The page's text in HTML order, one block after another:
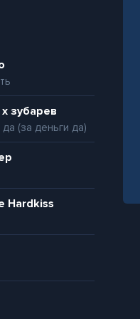
зубарев
(за деньги да)
Hardkiss